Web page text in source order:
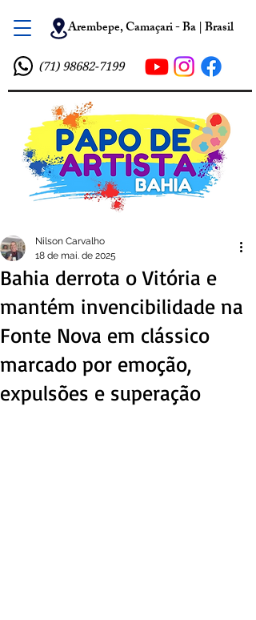
Arembepe, Camaçari - Ba | Brasil
(71) 98682-7199
Bahia derrota o Vitória e
mantém invencibilidade na
Fonte Nova em clássico
marcado por emoção,
expulsões e superação
Nilson Carvalho
18 de mai. de 2025